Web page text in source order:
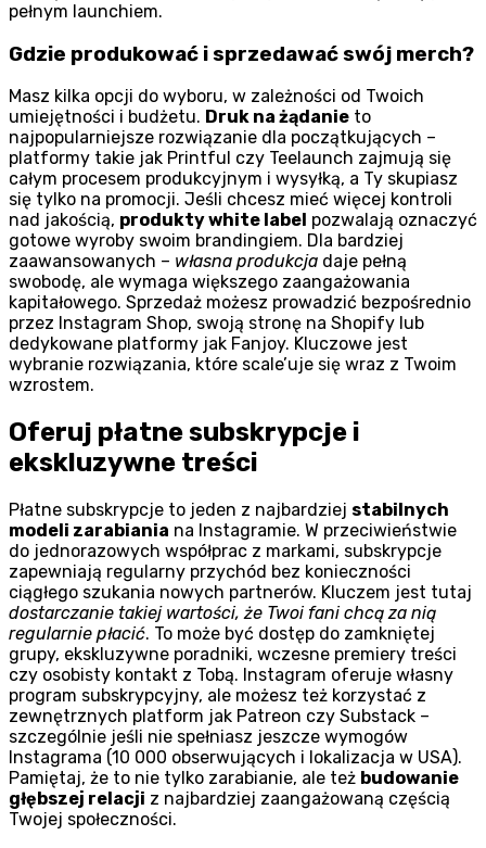
pełnym launchiem.
Gdzie produkować i sprzedawać swój merch?
Masz kilka opcji do wyboru, w zależności od Twoich
umiejętności i budżetu. Druk na żądanie to
najpopularniejsze rozwiązanie dla początkujących –
platformy takie jak Printful czy Teelaunch zajmują się
całym procesem produkcyjnym i wysyłką, a Ty skupiasz
się tylko na promocji. Jeśli chcesz mieć więcej kontroli
nad jakością, produkty white label pozwalają oznaczyć
gotowe wyroby swoim brandingiem. Dla bardziej
zaawansowanych – własna produkcja daje pełną
swobodę, ale wymaga większego zaangażowania
kapitałowego. Sprzedaż możesz prowadzić bezpośrednio
przez Instagram Shop, swoją stronę na Shopify lub
dedykowane platformy jak Fanjoy. Kluczowe jest
wybranie rozwiązania, które scale’uje się wraz z Twoim
wzrostem.
Oferuj płatne subskrypcje i
ekskluzywne treści
Płatne subskrypcje to jeden z najbardziej stabilnych
modeli zarabiania na Instagramie. W przeciwieństwie
do jednorazowych współprac z markami, subskrypcje
zapewniają regularny przychód bez konieczności
ciągłego szukania nowych partnerów. Kluczem jest tutaj
dostarczanie takiej wartości, że Twoi fani chcą za nią
regularnie płacić. To może być dostęp do zamkniętej
grupy, ekskluzywne poradniki, wczesne premiery treści
czy osobisty kontakt z Tobą. Instagram oferuje własny
program subskrypcyjny, ale możesz też korzystać z
zewnętrznych platform jak Patreon czy Substack –
szczególnie jeśli nie spełniasz jeszcze wymogów
Instagrama (10 000 obserwujących i lokalizacja w USA).
Pamiętaj, że to nie tylko zarabianie, ale też budowanie
głębszej relacji z najbardziej zaangażowaną częścią
Twojej społeczności.